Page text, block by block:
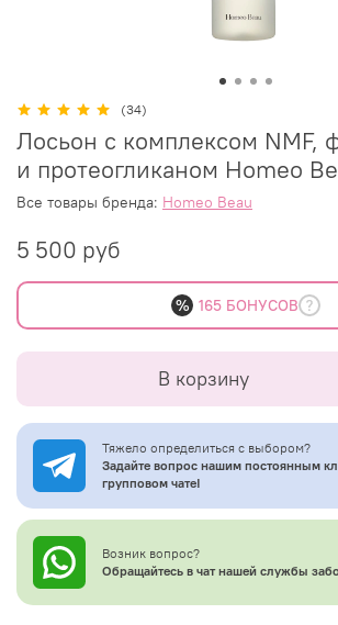
(34)
Лосьон с комплексом NMF,
и протеогликаном Homeo
Все товары бренда: Homeo Beau
5 500 руб
% 165 БОНУСОВ
В корзину
Тяжело определиться с выбором?
Задайте вопрос нашим постоянным
групповом чате!
Возник вопрос?
Обращайтесь в чат нашей службы